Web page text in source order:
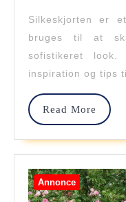
Bruge
En
Til
At
Et
Silkeskjorten er
bruges til at
sofistikeret
inspiration og tips
Read More
Annonce